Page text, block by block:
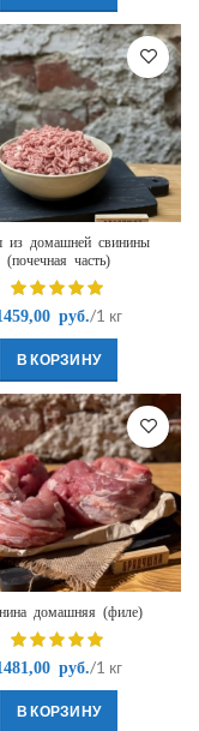
из домашней свинины
(почечная часть)
руб. /1 кг
В КОРЗИНУ
домашняя (филе)
руб. /1 кг
В КОРЗИНУ